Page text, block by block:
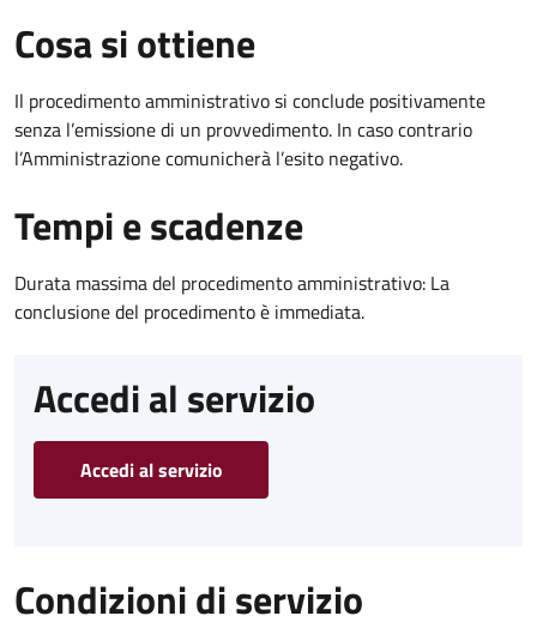
Cosa si ottiene
Il procedimento amministrativo si conclude positivamente
senza l’emissione di un provvedimento. In caso contrario
l’Amministrazione comunicherà l’esito negativo.
Tempi e scadenze
Durata massima del procedimento amministrativo: La
conclusione del procedimento è immediata.
Accedi al servizio
Accedi al servizio
Condizioni di servizio